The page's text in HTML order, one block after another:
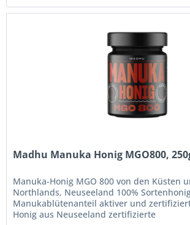
Madhu Manuka Honig MGO800,
Manuka-Honig MGO 800 von den Küsten
Northlands, Neuseeland 100%
Manukablütenanteil aktiver und
Honig aus Neuseeland zertifizierte